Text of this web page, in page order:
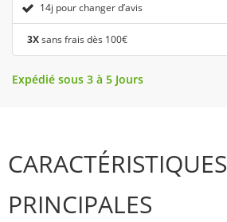
14j pour changer d’avis
3Xsans frais dès 100€
Expédié sous 3 à 5 Jours
CARACTÉRISTIQUES
PRINCIPALES